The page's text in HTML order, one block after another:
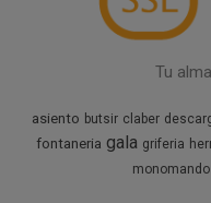
Tu
asiento butsir claber
fontaneria gala griferia
monomando